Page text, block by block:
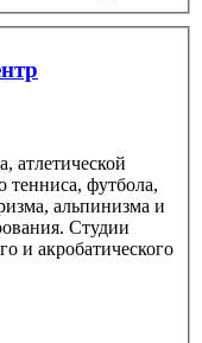
атлетической
тенниса, футбола,
альпинизма и
Студии
и акробатического